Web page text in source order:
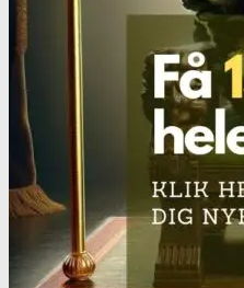
Headshop
Headshop